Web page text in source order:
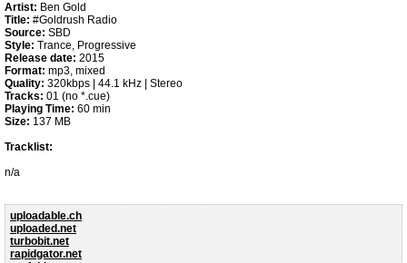
Artist: Ben Gold
Title: #Goldrush Radio
Source: SBD
Style: Trance, Progressive
Release date: 2015
Format: mp3, mixed
Quality: 320kbps | 44.1 kHz | Stereo
Tracks: 01 (no *.cue)
Playing Time: 60 min
Size: 137 MB
Tracklist:
n/a
uploadable.ch
uploaded.net
turbobit.net
rapidgator.net